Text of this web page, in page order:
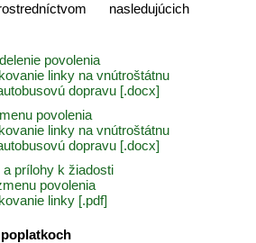
nasledujúcich
povolenia
linky na vnútroštátnu
dopravu [.docx]
povolenia
linky na vnútroštátnu
dopravu [.docx]
a prílohy k žiadosti
povolenia
linky [.pdf]